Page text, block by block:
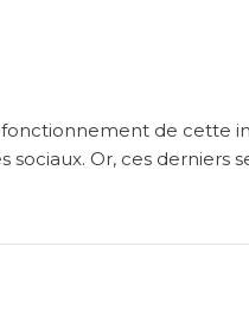
de cette
Or, ces derniers